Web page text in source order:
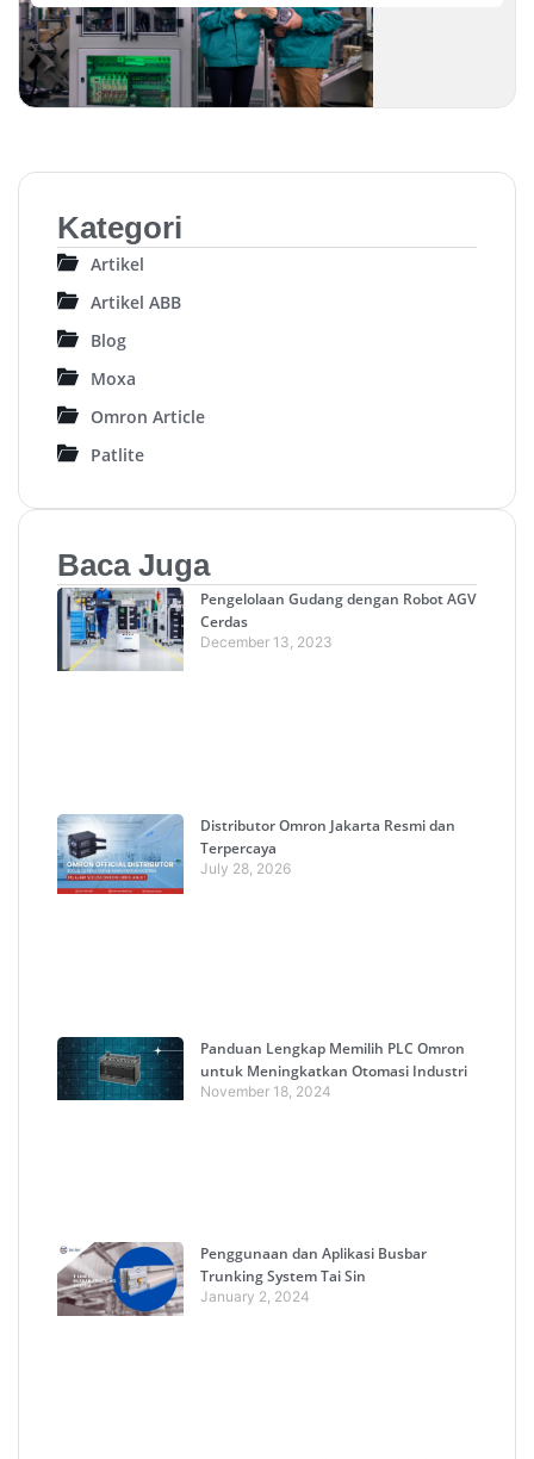
Kategori
Artikel
Artikel ABB
Blog
Moxa
Omron Article
Patlite
Baca Juga
Pengelolaan Gudang dengan Robot AGV
Cerdas
December 13, 2023
Distributor Omron Jakarta Resmi dan
Terpercaya
July 28, 2026
Panduan Lengkap Memilih PLC Omron
untuk Meningkatkan Otomasi Industri
November 18, 2024
Penggunaan dan Aplikasi Busbar
Trunking System Tai Sin
January 2, 2024